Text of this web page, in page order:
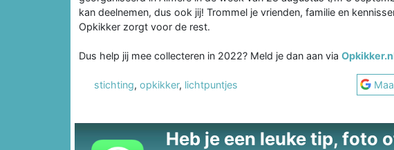
kan deelnemen, dus ook jij! Trommel je vrienden, familie en
Opkikker zorgt voor de rest.
Dus help jij mee collecteren in 2022? Meld je dan aan via
stichting, opkikker, lichtpuntjes
Heb je een leuke tip, foto